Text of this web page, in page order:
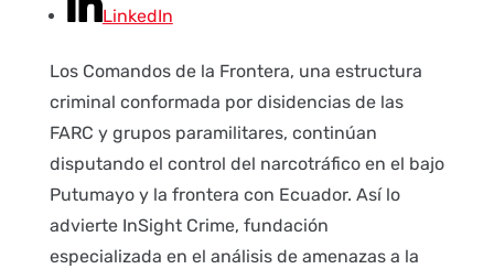
LinkedIn
Los Comandos de la Frontera, una estructura
criminal conformada por disidencias de las
FARC y grupos paramilitares, continúan
disputando el control del narcotráfico en el bajo
Putumayo y la frontera con Ecuador. Así lo
advierte InSight Crime, fundación
especializada en el análisis de amenazas a la